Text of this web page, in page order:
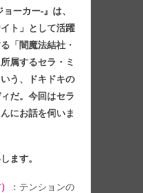
ーカー-』は、
ト」として活躍
「闇魔法結社・
属するセラ・ミ
う、ドキドキの
だ。今回はセラ
にお話を伺いま
ます。
：テンションの